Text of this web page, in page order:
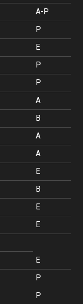
A-P
P
E
P
P
A
B
A
A
E
B
E
E
E
P
P